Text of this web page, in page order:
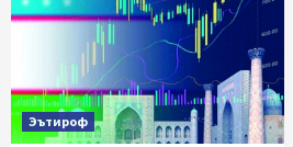
Эътироф